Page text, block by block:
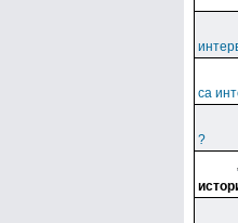
са
?